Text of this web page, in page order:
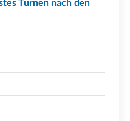
Turnen nach den